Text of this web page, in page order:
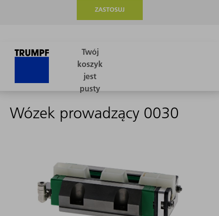
ZASTOSUJ
Wózek prowadzący 0030